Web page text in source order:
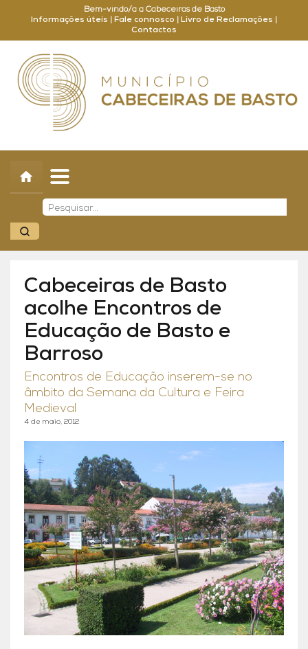
Bem-vindo/a a Cabeceiras de Basto
Informações úteis
Fale connosco Livro de Reclamações
Contactos
Concelho
Município
Turismo
Cultura
Outros
Balcão Online
Cabeceiras de Basto
acolhe Encontros de
Educação de Basto e
Barroso
Encontros de Educação inserem-se no
âmbito da Semana da Cultura e Feira
Medieval
4 de maio, 2012